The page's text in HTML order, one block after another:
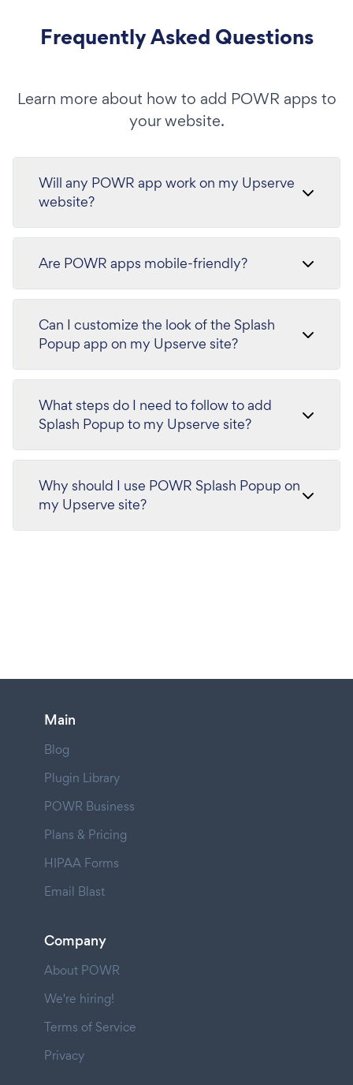
Frequently Asked Questions
Learn more about how to add POWR apps to
your website.
Will any POWR app work on my Upserve
website?
Are POWR apps mobile-friendly?
Can I customize the look of the Splash
Popup app on my Upserve site?
What steps do I need to follow to add
Splash Popup to my Upserve site?
Why should I use POWR Splash Popup on
my Upserve site?
Main
Blog
Plugin Library
POWR Business
Plans & Pricing
HIPAA Forms
Email Blast
Company
About POWR
We're hiring!
Terms of Service
Privacy